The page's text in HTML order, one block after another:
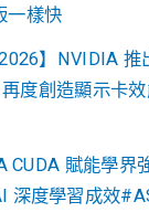
一樣快
】NVIDIA
度創造顯示卡
CUDA 賦能學界
深度學習成效